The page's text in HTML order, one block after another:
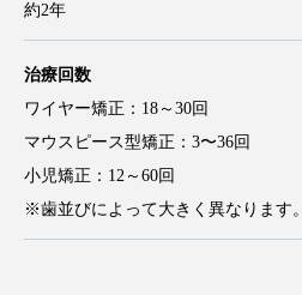
約2年
治療回数
ワイヤー矯正：18～30回
マウスピース型矯正：3〜36回
小児矯正：12～60回
※歯並びによって大きく異なります。